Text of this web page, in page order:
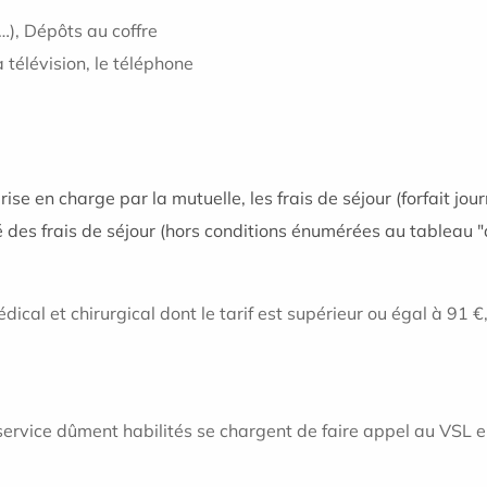
Dépôts au coffre
télévision, le téléphone
en charge par la mutuelle, les frais de séjour (forfait
frais de séjour (hors conditions énumérées au
et chirurgical dont le tarif est supérieur ou égal à 91
dûment habilités se chargent de faire appel au VSL